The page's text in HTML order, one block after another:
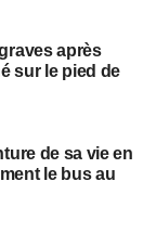
après
sur le pied de
de sa vie en
le bus au